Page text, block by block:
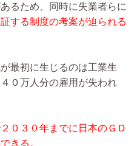
るため、同時に失業者らに
する制度の考案が迫られる
最初に生じるのは工業生
０万人分の雇用が失われ
０３０年までに日本のＧＤ
きる。